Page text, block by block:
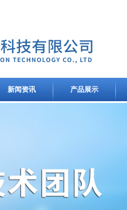
新闻资讯 产品展示